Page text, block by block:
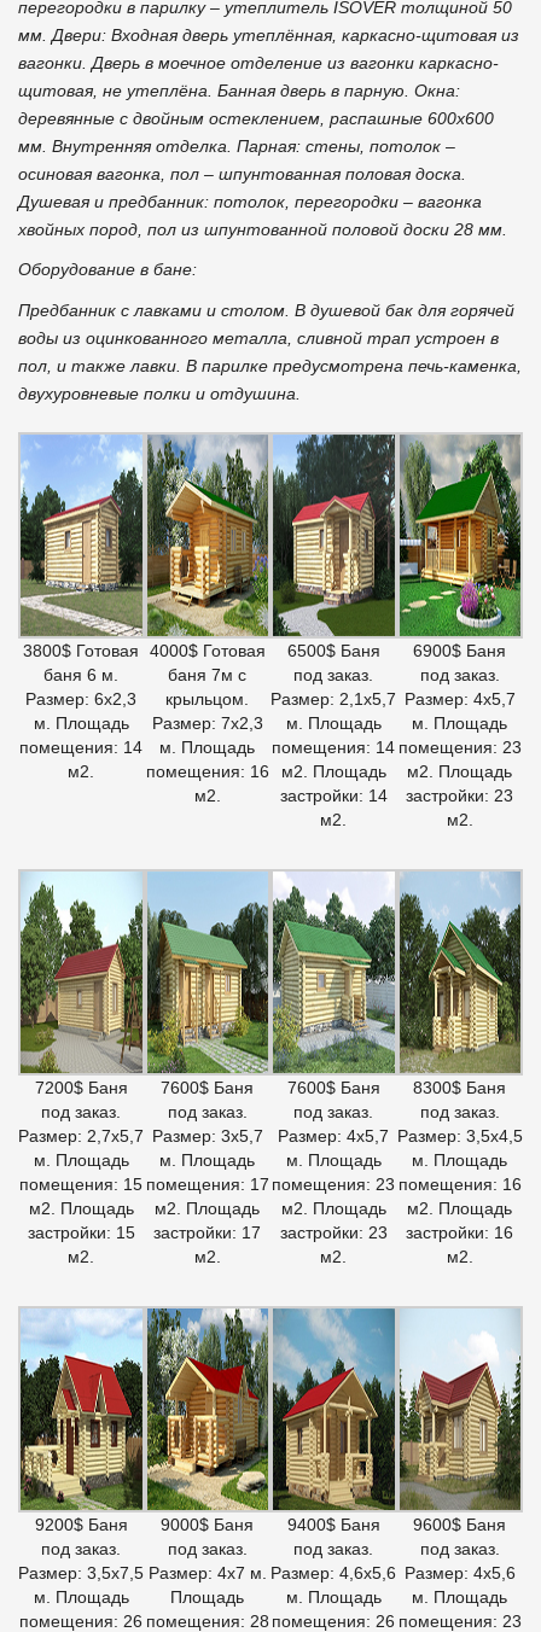
перегородки в парилку – утеплитель ISOVER толщиной 50
мм. Двери: Входная дверь утеплённая, каркасно-щитовая из
вагонки. Дверь в моечное отделение из вагонки каркасно-
щитовая, не утеплёна. Банная дверь в парную. Окна:
деревянные с двойным остеклением, распашные 600х600
мм. Внутренняя отделка. Парная: стены, потолок –
осиновая вагонка, пол – шпунтованная половая доска.
Душевая и предбанник: потолок, перегородки – вагонка
хвойных пород, пол из шпунтованной половой доски 28 мм.
Оборудование в бане:
Предбанник с лавками и столом. В душевой бак для горячей
воды из оцинкованного металла, сливной трап устроен в
пол, и также лавки. В парилке предусмотрена печь-каменка,
двухуровневые полки и отдушина.
3800$ Готовая
баня 6 м.
Размер: 6х2,3
м. Площадь
помещения: 14
м2.
4000$ Готовая
баня 7м с
крыльцом.
Размер: 7х2,3
м. Площадь
помещения: 16
м2.
6500$ Баня
под заказ.
Размер: 2,1х5,7
м. Площадь
помещения: 14
м2. Площадь
застройки: 14
м2.
6900$ Баня
под заказ.
Размер: 4х5,7
м. Площадь
помещения: 23
м2. Площадь
застройки: 23
м2.
7200$ Баня
под заказ.
Размер: 2,7х5,7
м. Площадь
помещения: 15
м2. Площадь
застройки: 15
м2.
7600$ Баня
под заказ.
Размер: 3х5,7
м. Площадь
помещения: 17
м2. Площадь
застройки: 17
м2.
7600$ Баня
под заказ.
Размер: 4х5,7
м. Площадь
помещения: 23
м2. Площадь
застройки: 23
м2.
8300$ Баня
под заказ.
Размер: 3,5х4,5
м. Площадь
помещения: 16
м2. Площадь
застройки: 16
м2.
9200$ Баня
под заказ.
Размер: 3,5х7,5
м. Площадь
помещения: 26
9000$ Баня
под заказ.
Размер: 4х7 м.
Площадь
помещения: 28
9400$ Баня
под заказ.
Размер: 4,6х5,6
м. Площадь
помещения: 26
9600$ Баня
под заказ.
Размер: 4х5,6
м. Площадь
помещения: 23